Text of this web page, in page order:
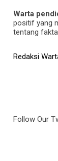
Warta
positif yang
tentang
Redaksi
Follow Our